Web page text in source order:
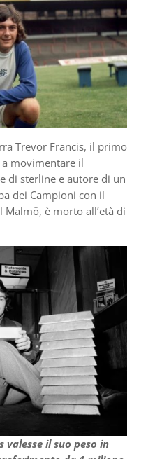
Trevor Francis, il primo
movimentare il
di sterline e autore di un
dei Campioni con il
è morto all’età di
valesse il suo peso in